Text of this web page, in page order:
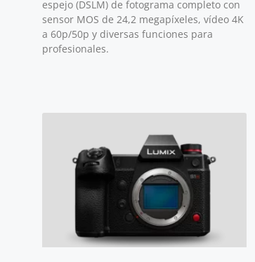
espejo (DSLM) de fotograma completo con
sensor MOS de 24,2 megapíxeles, vídeo 4K
a 60p/50p y diversas funciones para
profesionales.